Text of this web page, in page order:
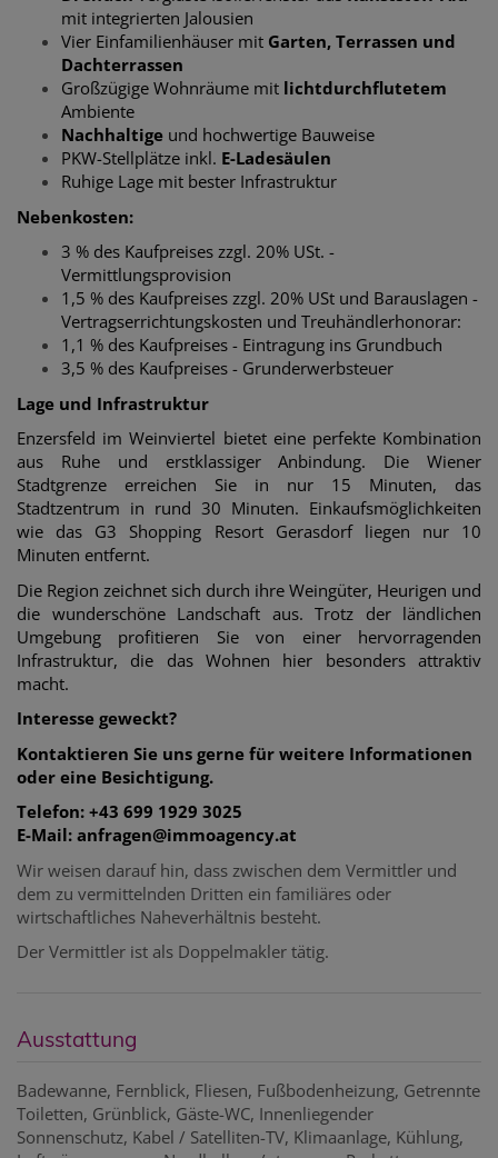
mit integrierten Jalousien
Vier Einfamilienhäuser mit Garten, Terrassen und
Dachterrassen
Großzügige Wohnräume mit lichtdurchflutetem
Ambiente
Nachhaltige und hochwertige Bauweise
PKW-Stellplätze inkl. E-Ladesäulen
Ruhige Lage mit bester Infrastruktur
Nebenkosten:
3 % des Kaufpreises zzgl. 20% USt. -
Vermittlungsprovision
1,5 % des Kaufpreises zzgl. 20% USt und Barauslagen -
Vertragserrichtungskosten und Treuhändlerhonorar:
1,1 % des Kaufpreises - Eintragung ins Grundbuch
3,5 % des Kaufpreises - Grunderwerbsteuer
Lage und Infrastruktur
Enzersfeld im Weinviertel bietet eine perfekte Kombination
aus Ruhe und erstklassiger Anbindung. Die Wiener
Stadtgrenze erreichen Sie in nur 15 Minuten, das
Stadtzentrum in rund 30 Minuten. Einkaufsmöglichkeiten
wie das G3 Shopping Resort Gerasdorf liegen nur 10
Minuten entfernt.
Die Region zeichnet sich durch ihre Weingüter, Heurigen und
die wunderschöne Landschaft aus. Trotz der ländlichen
Umgebung profitieren Sie von einer hervorragenden
Infrastruktur, die das Wohnen hier besonders attraktiv
macht.
Interesse geweckt?
Kontaktieren Sie uns gerne für weitere Informationen
oder eine Besichtigung.
Telefon: +43 699 1929 3025
E-Mail: anfragen@immoagency.at
Wir weisen darauf hin, dass zwischen dem Vermittler und
dem zu vermittelnden Dritten ein familiäres oder
wirtschaftliches Naheverhältnis besteht.
Der Vermittler ist als Doppelmakler tätig.
Ausstattung
Badewanne Fernblick Fliesen Fußbodenheizung Getrennte
Toiletten Grünblick Gäste-WC Innenliegender
Sonnenschutz Kabel / Satelliten-TV Klimaanlage Kühlung